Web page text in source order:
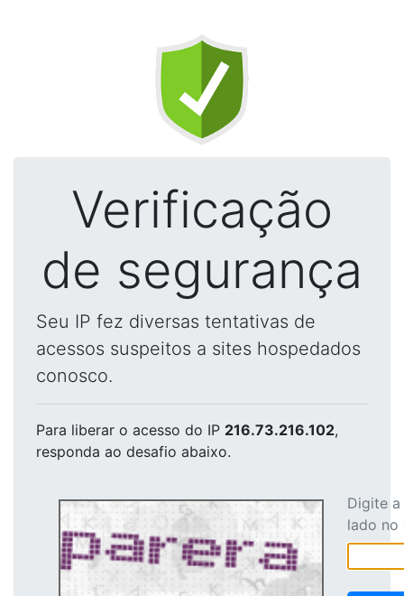
Verificação
de segurança
Seu IP fez diversas tentativas de
acessos suspeitos a sites hospedados
conosco.
Para liberar o acesso do IP 216.73.216.102,
responda ao desafio abaixo.
Digite
lado no